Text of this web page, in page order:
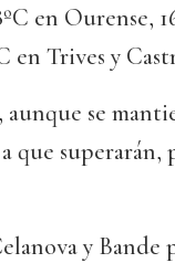
en Ourense,
en Trives y
se
que superarán,
y Bande